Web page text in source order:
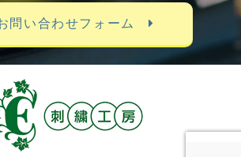
問い合わせフォーム